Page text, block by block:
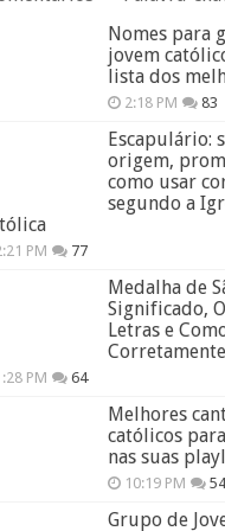
Nomes para
jovem
lista dos
2:18 PM 83
Escapulário:
origem,
como usar
segundo a
PM 77
Medalha de
Significado,
Letras e
Corretamente
PM 64
Melhores
católicos
nas suas
10:19 PM 54
Grupo de